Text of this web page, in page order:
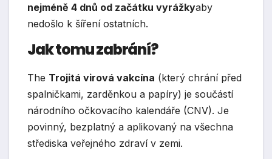
nejméně 4 dnů od začátku vyrážkyaby
nedošlo k šíření ostatních.
Jak tomu zabrání?
The Trojitá virová vakcína (který chrání před
spalničkami, zarděnkou a papíry) je součástí
národního očkovacího kalendáře (CNV). Je
povinný, bezplatný a aplikovaný na všechna
střediska veřejného zdraví v zemi.